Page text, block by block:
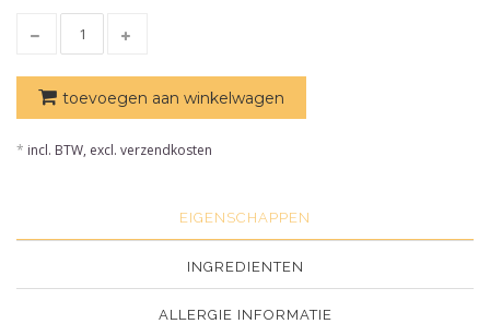
toevoegen aan winkelwagen
* incl. BTW, excl. verzendkosten
EIGENSCHAPPEN
INGREDIENTEN
ALLERGIE INFORMATIE